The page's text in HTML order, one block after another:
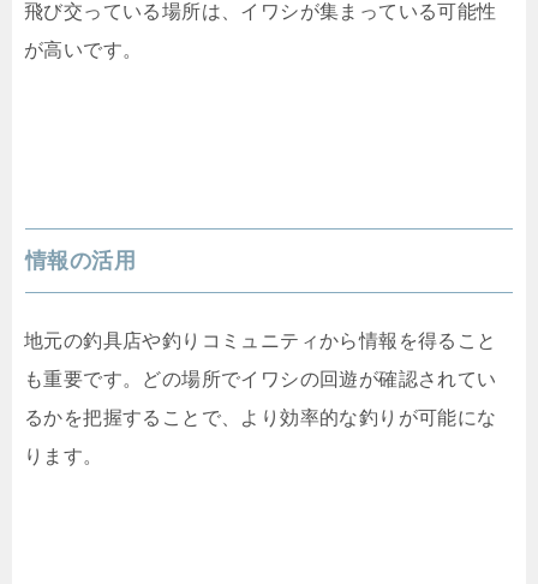
飛び交っている場所は、イワシが集まっている可能性
が高いです。
情報の活用
地元の釣具店や釣りコミュニティから情報を得ること
も重要です。どの場所でイワシの回遊が確認されてい
るかを把握することで、より効率的な釣りが可能にな
ります。